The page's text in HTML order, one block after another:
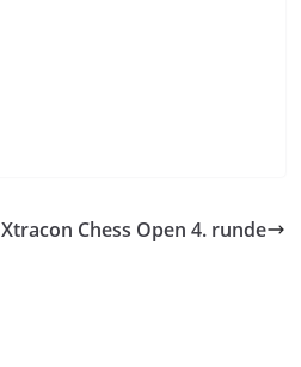
Xtracon Chess Open 4. runde